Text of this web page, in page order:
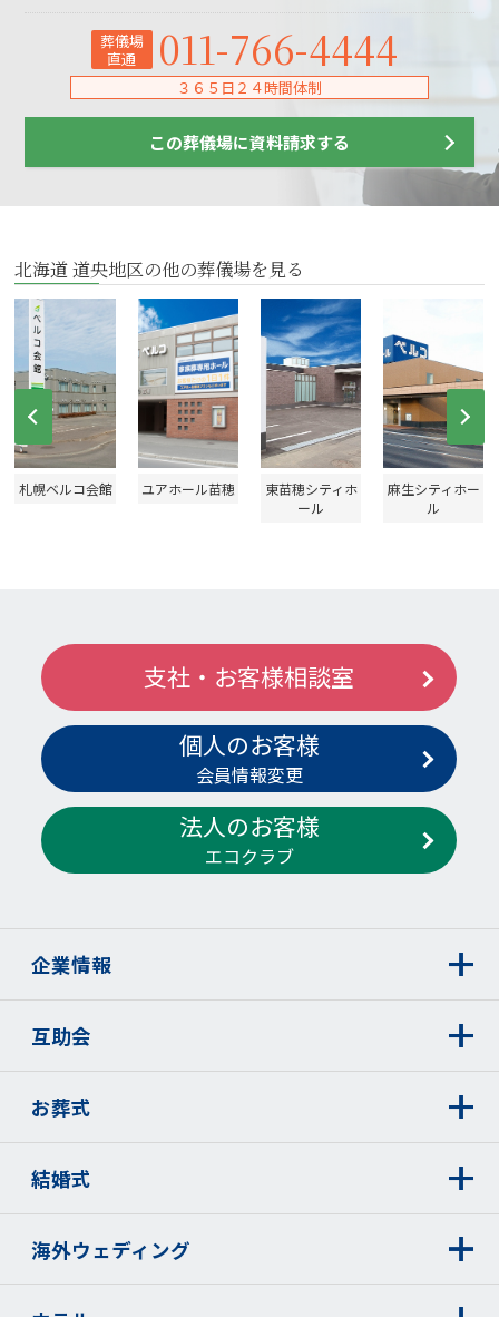
葬儀場
直通
011-766-4444
３６５日２４時間体制
この葬儀場に資料請求する
北海道 道央地区の他の葬儀場を見る
札幌ベルコ会館 ユアホール苗穂
東苗穂シティホ
ール
麻生シティホー
ル
Prev
支社・お客様相談室
個人のお客様
会員情報変更
法人のお客様
エコクラブ
企業情報
互助会
お葬式
結婚式
海外ウェディング